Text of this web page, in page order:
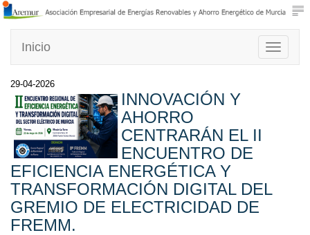
Toggle
Inicio
29-04-2026
INNOVACIÓN Y
AHORRO
CENTRARÁN EL II
ENCUENTRO DE
EFICIENCIA ENERGÉTICA Y
TRANSFORMACIÓN DIGITAL DEL
GREMIO DE ELECTRICIDAD DE
FREMM.